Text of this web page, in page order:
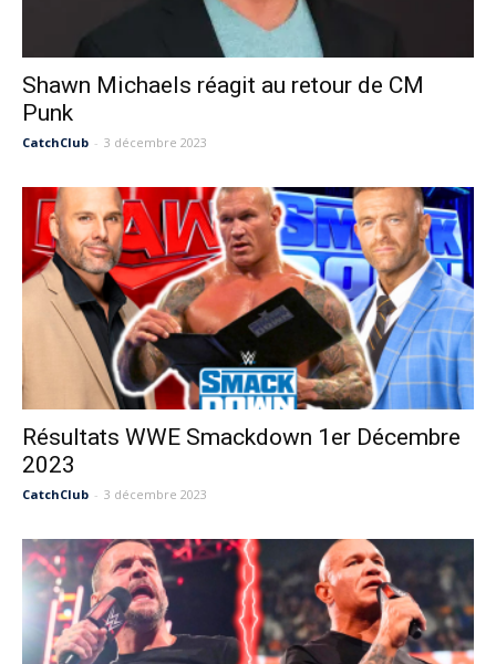
Shawn Michaels réagit au retour de CM
Punk
CatchClub - 3 décembre 2023
Résultats WWE Smackdown 1er Décembre
2023
CatchClub - 3 décembre 2023